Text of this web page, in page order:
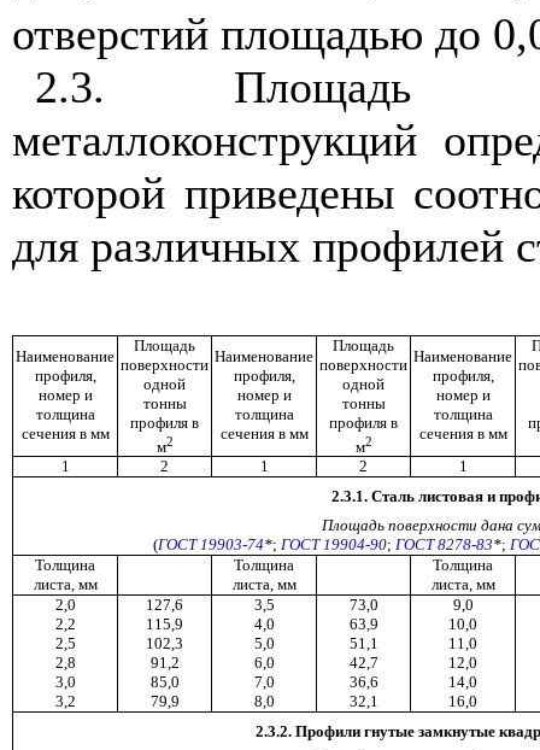
отверстий площадью до
2.3. Площадь
металлоконструкций
которой приведены
для различных профилей
Наименование
профиля,
номер и
толщина
сечения в мм
Площадь
поверхности
одной
тонны
профиля в
м2
Наименование
профиля,
номер и
толщина
сечения в мм
Площадь
поверхности
одной
тонны
профиля в
м2
Наименование
профиля,
номер и
толщина
сечения в мм
1 2 1 2
1
2.3.1. Сталь листовая и
Площадь поверхности дана
(ГОСТ 19903-74*; ГОСТ 19904-90; ГОСТ 8278-83*;
Толщина
листа, мм
Толщина
листа, мм
Толщина
листа, мм
2,0
127,6 3,5 73,0
9,0
2,2
115,9 4,0 63,9
10,0
2,5
102,3 5,0 51,1
11,0
2,8
91,2 6,0 42,7
12,0
3,0
85,0 7,0 36,6
14,0
3,2
79,9 8,0 32,1
16,0
2.3.2. Профили гнутые замкнутые